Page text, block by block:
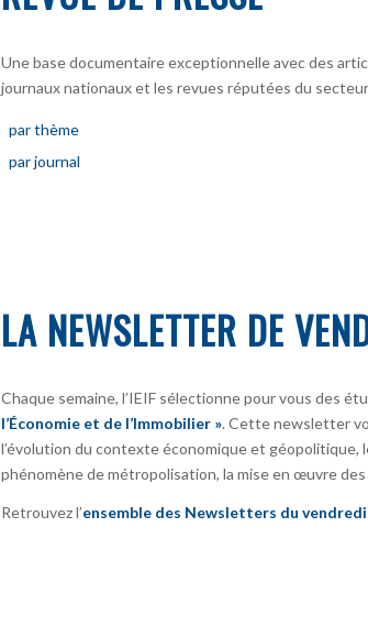
Une base documentaire exceptionnelle avec des
journaux nationaux et les revues réputées du
par thème
par journal
LA NEWSLETTER DE
Chaque semaine, l’IEIF sélectionne pour vous des
l’Économie et de l’Immobilier ». Cette newsletter
l’évolution du contexte économique et géopolitique,
phénomène de métropolisation, la mise en œuvre
Retrouvez l’ensemble des Newsletters du vendredi